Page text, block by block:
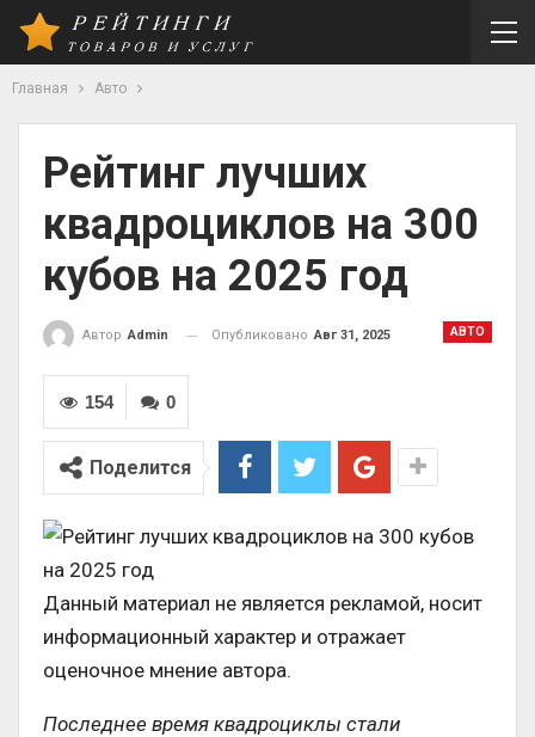
Главная Авто
Рейтинг лучших
квадроциклов на 300
кубов на 2025 год
АВТО
Автор Admin Опубликовано Авг 31, 2025
0
154
Поделится
Данный материал не является рекламой, носит
информационный характер и отражает
оценочное мнение автора.
Последнее время квадроциклы стали